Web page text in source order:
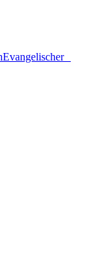
Evangelischer